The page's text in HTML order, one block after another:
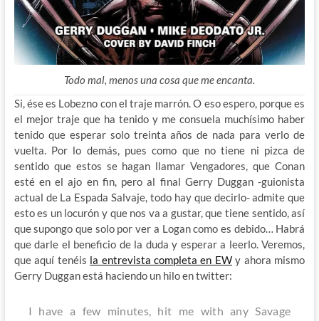
Todo mal, menos una cosa que me encanta.
Si, ése es Lobezno con el traje marrón. O eso espero, porque es
el mejor traje que ha tenido y me consuela muchísimo haber
tenido que esperar solo treinta años de nada para verlo de
vuelta. Por lo demás, pues como que no tiene ni pizca de
sentido que estos se hagan llamar Vengadores, que Conan
esté en el ajo en fin, pero al final Gerry Duggan -guionista
actual de La Espada Salvaje, todo hay que decirlo- admite que
esto es un locurón y que nos va a gustar, que tiene sentido, así
que supongo que solo por ver a Logan como es debido… Habrá
que darle el beneficio de la duda y esperar a leerlo. Veremos,
que aquí tenéis la entrevista completa en EWy ahora mismo
Gerry Duggan está haciendo un hilo en twitter:
I have a few minutes, hit me with any Savage